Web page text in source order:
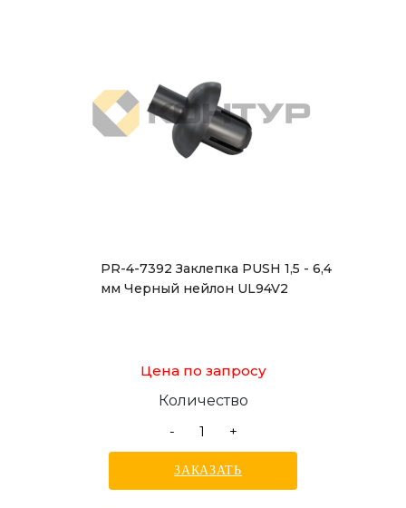
PR-4-7392 Заклепка PUSH 1,5 - 6,4
мм Черный нейлон UL94V2
Цена по запросу
Количество
-
+
ЗАКАЗАТЬ